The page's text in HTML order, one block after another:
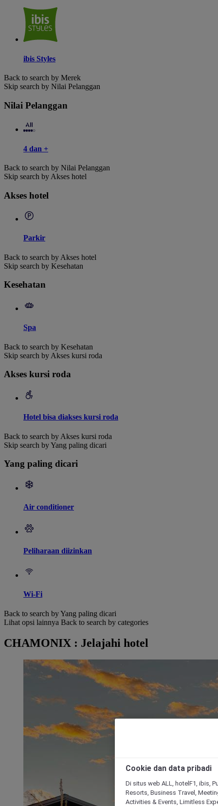
ibis Styles
Back to search by Merek
Skip search by Nilai Pelanggan
Nilai Pelanggan
4 dan +
Back to search by Nilai Pelanggan
Skip search by Akses hotel
Akses hotel
Parkir
Back to search by Akses hotel
Skip search by Kesehatan
Kesehatan
Spa
Back to search by Kesehatan
Skip search by Akses kursi roda
Akses kursi roda
Hotel bisa diakses kursi roda
Back to search by Akses kursi roda
Skip search by Yang paling dicari
Yang paling dicari
Air conditioner
Peliharaan diizinkan
Wi-Fi
Back to search by Yang paling dicari
Lihat opsi lainnya Back to search by categories
CHAMONIX : Jelajahi hotel
Cookie dan data pribadi
Di situs web ALL, hotelF1, ibis,
Resorts, Business Travel,
Activities & Events, Limitless